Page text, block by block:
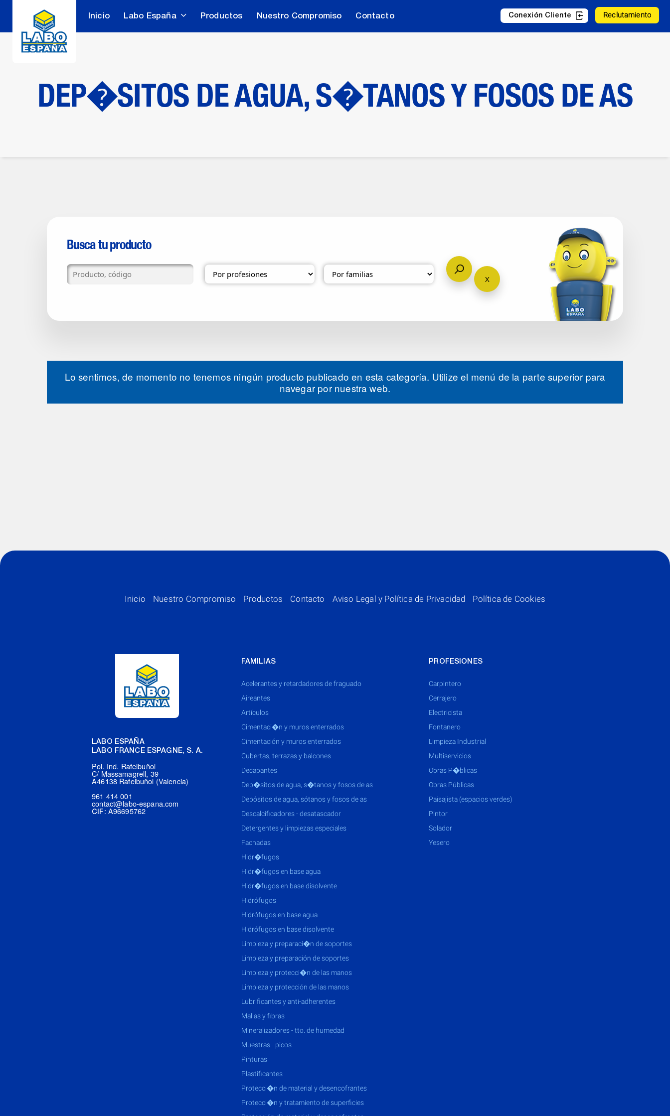
Inicio Labo España Productos Nuestro Compromiso Contacto Conexión Cliente Reclutamiento
DEP�SITOS DE AGUA, S�TANOS Y FOSOS DE AS
Busca tu producto
Lo sentimos, de momento no tenemos ningún producto publicado en esta categoría. Utilize el menú de la parte superior para
navegar por nuestra web.
Inicio Nuestro Compromiso Productos Contacto Aviso Legal y Política de Privacidad Política de Cookies
LABO ESPAÑA
LABO FRANCE ESPAGNE, S. A.
Pol. Ind. Rafelbuñol
C/ Massamagrell, 39
A46138 Rafelbuñol (Valencia)
961 414 001
contact@labo-espana.com
CIF : A96695762
FAMILIAS
acelerantes y retardadores de fraguado
aireantes
artículos
cimentaci�n y muros enterrados
cimentación y muros enterrados
cubertas, terrazas y balcones
decapantes
dep�sitos de agua, s�tanos y fosos de as
depósitos de agua, sótanos y fosos de as
descalcificadores - desatascador
detergentes y limpiezas especiales
fachadas
hidr�fugos
hidr�fugos en base agua
hidr�fugos en base disolvente
hidrófugos
hidrófugos en base agua
hidrófugos en base disolvente
limpieza y preparaci�n de soportes
limpieza y preparación de soportes
limpieza y protecci�n de las manos
limpieza y protección de las manos
lubrificantes y anti-adherentes
mallas y fibras
mineralizadores - tto. de humedad
muestras - picos
pinturas
plastificantes
protecci�n de material y desencofrantes
protecci�n y tratamiento de superficies
PROFESIONES
Carpintero
Cerrajero
Electricista
Fontanero
Limpieza Industrial
Multiservicios
Obras P�blicas
Obras Públicas
Paisajista (espacios verdes)
Pintor
Solador
Yesero